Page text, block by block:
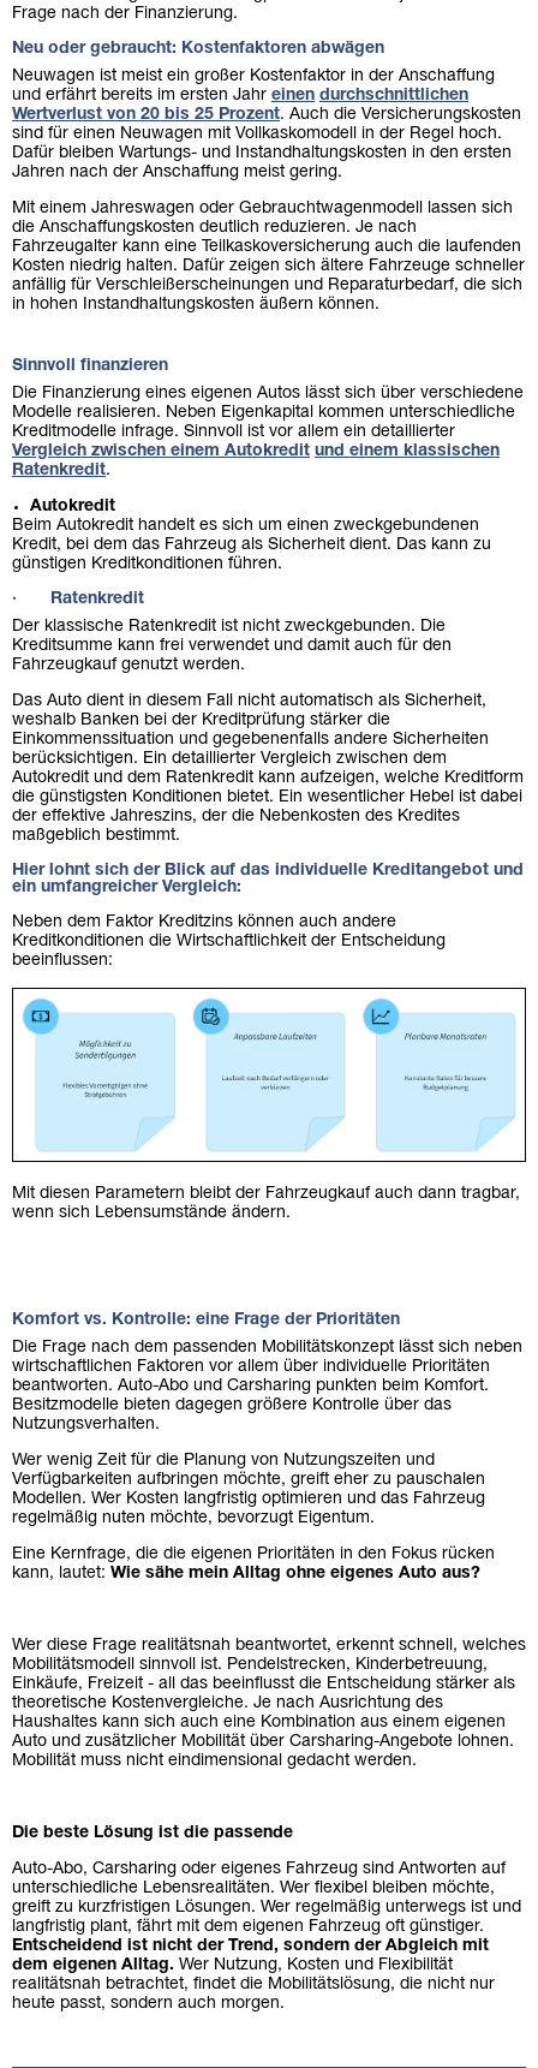
Frage nach der Finanzierung.
Neu oder gebraucht: Kostenfaktoren abwägen
Neuwagen ist meist ein großer Kostenfaktor in der Anschaffung
und erfährt bereits im ersten Jahr einen durchschnittlichen
Wertverlust von 20 bis 25 Prozent. Auch die Versicherungskosten
sind für einen Neuwagen mit Vollkaskomodell in der Regel hoch.
Dafür bleiben Wartungs- und Instandhaltungskosten in den ersten
Jahren nach der Anschaffung meist gering.
Mit einem Jahreswagen oder Gebrauchtwagenmodell lassen sich
die Anschaffungskosten deutlich reduzieren. Je nach
Fahrzeugalter kann eine Teilkaskoversicherung auch die laufenden
Kosten niedrig halten. Dafür zeigen sich ältere Fahrzeuge schneller
anfällig für Verschleißerscheinungen und Reparaturbedarf, die sich
in hohen Instandhaltungskosten äußern können.
Sinnvoll finanzieren
Die Finanzierung eines eigenen Autos lässt sich über verschiedene
Modelle realisieren. Neben Eigenkapital kommen unterschiedliche
Kreditmodelle infrage. Sinnvoll ist vor allem ein detaillierter
Vergleich zwischen einem Autokredit und einem klassischen
Ratenkredit.
Autokredit
Beim Autokredit handelt es sich um einen zweckgebundenen
Kredit, bei dem das Fahrzeug als Sicherheit dient. Das kann zu
günstigen Kreditkonditionen führen.
· Ratenkredit
Der klassische Ratenkredit ist nicht zweckgebunden. Die
Kreditsumme kann frei verwendet und damit auch für den
Fahrzeugkauf genutzt werden.
Das Auto dient in diesem Fall nicht automatisch als Sicherheit,
weshalb Banken bei der Kreditprüfung stärker die
Einkommenssituation und gegebenenfalls andere Sicherheiten
berücksichtigen. Ein detaillierter Vergleich zwischen dem
Autokredit und dem Ratenkredit kann aufzeigen, welche Kreditform
die günstigsten Konditionen bietet. Ein wesentlicher Hebel ist dabei
der effektive Jahreszins, der die Nebenkosten des Kredites
maßgeblich bestimmt.
Hier lohnt sich der Blick auf das individuelle Kreditangebot und
ein umfangreicher Vergleich:
Neben dem Faktor Kreditzins können auch andere
Kreditkonditionen die Wirtschaftlichkeit der Entscheidung
beeinflussen:
Mit diesen Parametern bleibt der Fahrzeugkauf auch dann tragbar,
wenn sich Lebensumstände ändern.
Komfort vs. Kontrolle: eine Frage der Prioritäten
Die Frage nach dem passenden Mobilitätskonzept lässt sich neben
wirtschaftlichen Faktoren vor allem über individuelle Prioritäten
beantworten. Auto-Abo und Carsharing punkten beim Komfort.
Besitzmodelle bieten dagegen größere Kontrolle über das
Nutzungsverhalten.
Wer wenig Zeit für die Planung von Nutzungszeiten und
Verfügbarkeiten aufbringen möchte, greift eher zu pauschalen
Modellen. Wer Kosten langfristig optimieren und das Fahrzeug
regelmäßig nuten möchte, bevorzugt Eigentum.
Eine Kernfrage, die die eigenen Prioritäten in den Fokus rücken
kann, lautet: Wie sähe mein Alltag ohne eigenes Auto aus?
Wer diese Frage realitätsnah beantwortet, erkennt schnell, welches
Mobilitätsmodell sinnvoll ist. Pendelstrecken, Kinderbetreuung,
Einkäufe, Freizeit - all das beeinflusst die Entscheidung stärker als
theoretische Kostenvergleiche. Je nach Ausrichtung des
Haushaltes kann sich auch eine Kombination aus einem eigenen
Auto und zusätzlicher Mobilität über Carsharing-Angebote lohnen.
Mobilität muss nicht eindimensional gedacht werden.
Die beste Lösung ist die passende
Auto-Abo, Carsharing oder eigenes Fahrzeug sind Antworten auf
unterschiedliche Lebensrealitäten. Wer flexibel bleiben möchte,
greift zu kurzfristigen Lösungen. Wer regelmäßig unterwegs ist und
langfristig plant, fährt mit dem eigenen Fahrzeug oft günstiger.
Entscheidend ist nicht der Trend, sondern der Abgleich mit
dem eigenen Alltag. Wer Nutzung, Kosten und Flexibilität
realitätsnah betrachtet, findet die Mobilitätslösung, die nicht nur
heute passt, sondern auch morgen.